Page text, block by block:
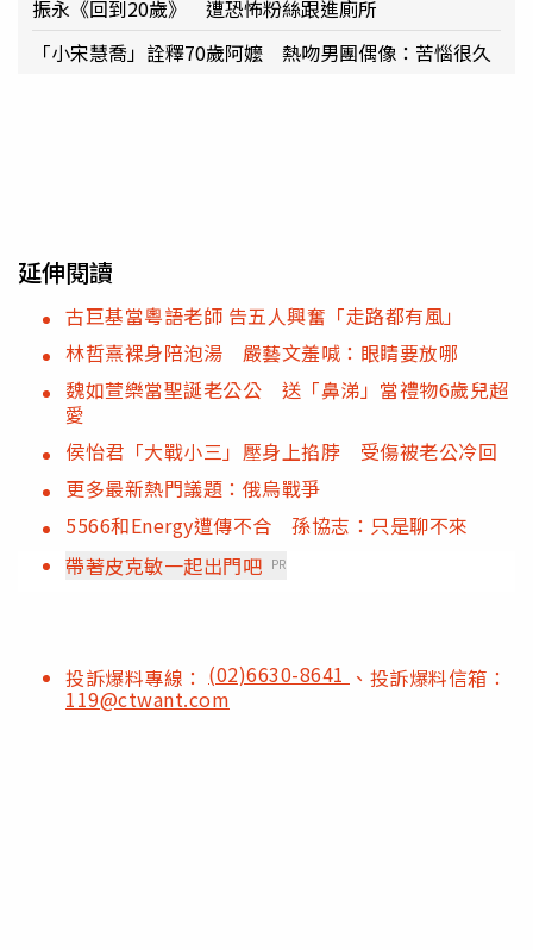
振永《回到20歲》 遭恐怖粉絲跟進廁所
「小宋慧喬」詮釋70歲阿嬤 熱吻男團偶像：苦惱很久
延伸閱讀
古巨基當粵語老師 告五人興奮「走路都有風」
林哲熹裸身陪泡湯 嚴藝文羞喊：眼睛要放哪
魏如萱樂當聖誕老公公 送「鼻涕」當禮物6歲兒超
愛
侯怡君「大戰小三」壓身上掐脖 受傷被老公冷回
更多最新熱門議題：俄烏戰爭
5566和Energy遭傳不合 孫協志：只是聊不來
帶著皮克敏一起出門吧 PR
投訴爆料專線： (02)6630-8641 、投訴爆料信箱：
119@ctwant.com